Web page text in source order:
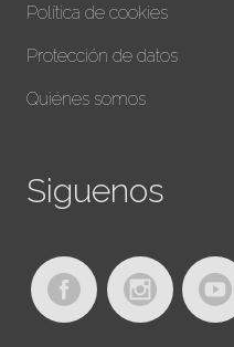
Política de cookies
Protección de datos
Quiénes somos
Siguenos